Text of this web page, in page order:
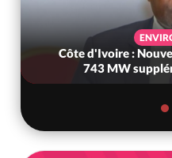
Côte d'Ivoire :
743 MW